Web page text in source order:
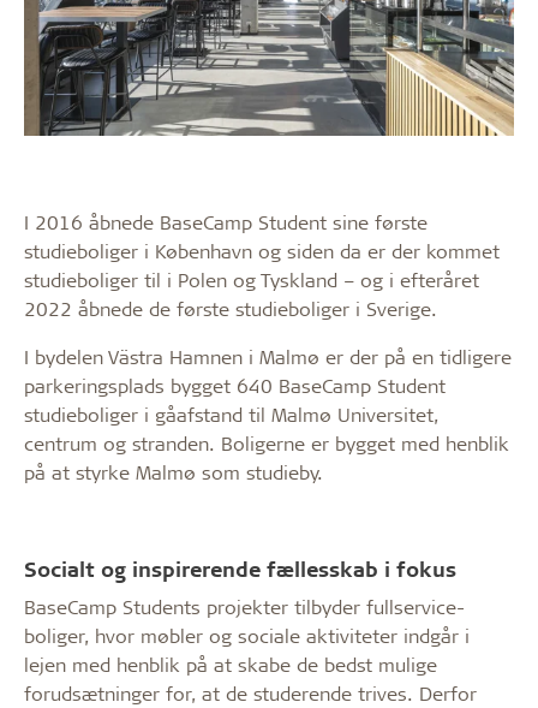
I 2016 åbnede BaseCamp Student sine første
studieboliger i København og siden da er der kommet
studieboliger til i Polen og Tyskland – og i efteråret
2022 åbnede de første studieboliger i Sverige.
I bydelen Västra Hamnen i Malmø er der på en tidligere
parkeringsplads bygget 640 BaseCamp Student
studieboliger i gåafstand til Malmø Universitet,
centrum og stranden. Boligerne er bygget med henblik
på at styrke Malmø som studieby.
Socialt og inspirerende fællesskab i fokus
BaseCamp Students projekter tilbyder fullservice-
boliger, hvor møbler og sociale aktiviteter indgår i
lejen med henblik på at skabe de bedst mulige
forudsætninger for, at de studerende trives. Derfor